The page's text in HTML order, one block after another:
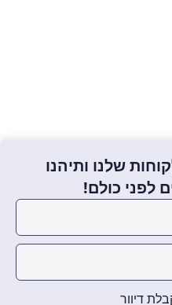
שלנו ותיהנו
לפני כולם!
דיוור